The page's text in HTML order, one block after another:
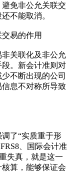
免非公允关联交
不能取消。
易的作用
关联化及非公允
。新会计准则对
不断出现的公司
息不对称所导致
了“实质重于形
、国际会计准
失真，就是这一
算，能够保证会